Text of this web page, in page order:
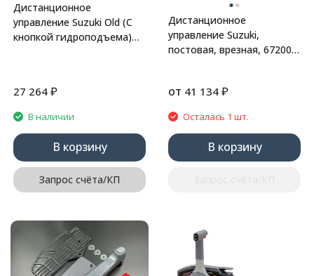
Дистанционное
управление Suzuki Old (С
кнопкой гидроподъема)
27 264 ₽
В наличии
В корзину
Запрос счёта/КП
Дистанционное
управление Suzuki,
постовая, врезная, 67200-
от 41 134 ₽
Осталась 1 шт.
В корзину